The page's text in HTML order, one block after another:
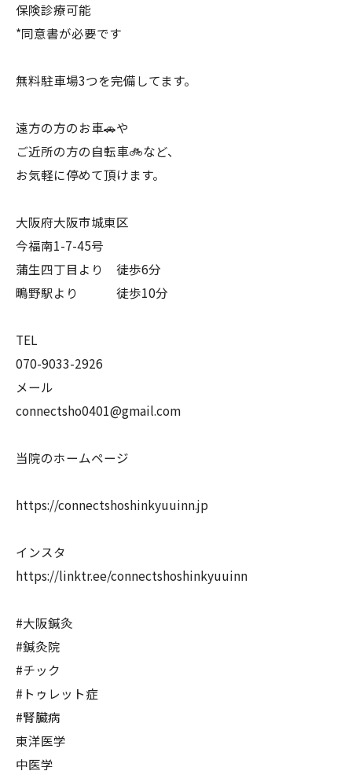
保険診療可能
*同意書が必要です
無料駐車場3つを完備してます。
遠方の方のお車🚗や
ご近所の方の自転車🚲など、
お気軽に停めて頂けます。
大阪府大阪市城東区
今福南1-7-45号
蒲生四丁目より 徒歩6分
鴫野駅より 徒歩10分
TEL
070-9033-2926
メール
connectsho0401@gmail.com
当院のホームページ
https://connectshoshinkyuuinn.jp
インスタ
https://linktr.ee/connectshoshinkyuuinn
#大阪鍼灸
#鍼灸院
#チック
#トゥレット症
#腎臓病
東洋医学
中医学